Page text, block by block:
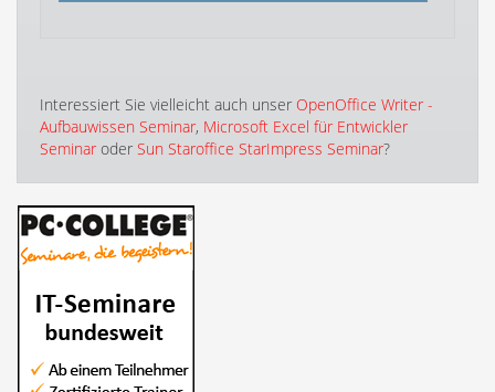
Interessiert Sie vielleicht auch unser OpenOffice Writer -
Aufbauwissen Seminar, Microsoft Excel für Entwickler
Seminar oder Sun Staroffice StarImpress Seminar?